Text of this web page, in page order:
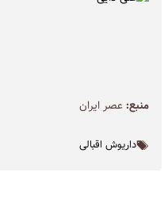
منبع:عصر ایران
داریوش اقبالی